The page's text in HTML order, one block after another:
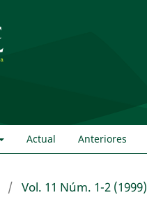
Actual Anteriores
/ Vol. 11 Núm. 1-2 (1999)